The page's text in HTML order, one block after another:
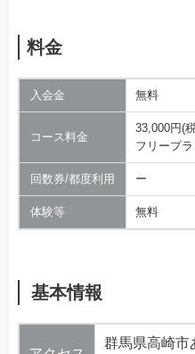
料金
入会金 無料
コース料金
33,000円(
フリープラ
回数券/都度利用 ー
体験等 無料
基本情報
群馬県高崎市